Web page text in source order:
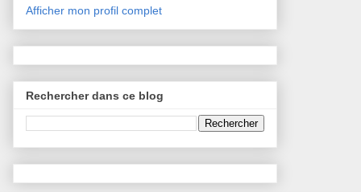
Afficher mon profil complet
Rechercher dans ce blog